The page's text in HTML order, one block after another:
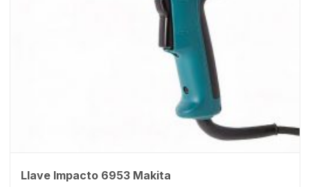
Llave Impacto 6953 Makita